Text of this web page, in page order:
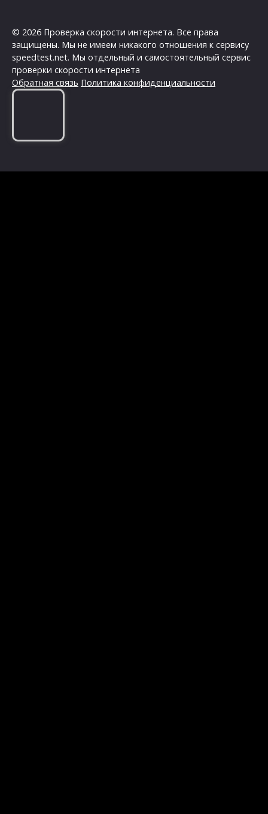
© 2026 Проверка скорости интернета. Все права
защищены. Мы не имеем никакого отношения к сервису
speedtest.net. Мы отдельный и самостоятельный сервис
проверки скорости интернета
Обратная связь Политика конфиденциальности